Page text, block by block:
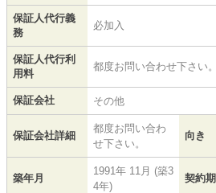
保証人代行義
務
必加入
保証人代行利
用料
都度お問い合わせ下さい。
保証会社 その他
保証会社詳細
都度お問い合わ
せ下さい。
向き
築年月
1991年 11月 (築3
4年)
契約